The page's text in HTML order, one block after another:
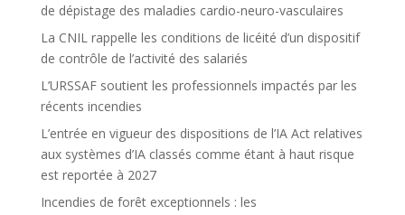
de dépistage des maladies cardio-neuro-vasculaires
La CNIL rappelle les conditions de licéité d’un dispositif
de contrôle de l’activité des salariés
L’URSSAF soutient les professionnels impactés par les
récents incendies
L’entrée en vigueur des dispositions de l’IA Act relatives
aux systèmes d’IA classés comme étant à haut risque
est reportée à 2027
Incendies de forêt exceptionnels : les